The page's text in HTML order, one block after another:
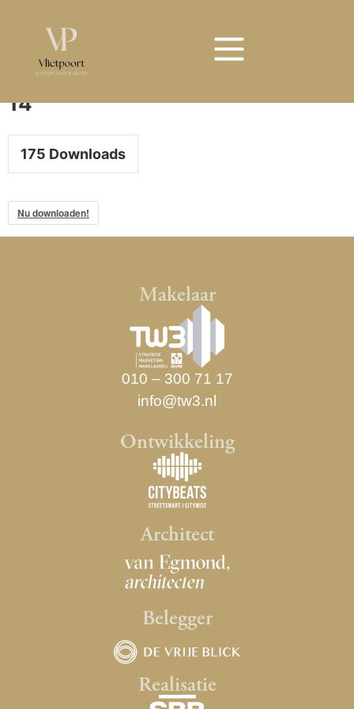
Bouwnummer 14
Bouwnummer
14
175 Downloads
Nu downloaden!
Makelaar
010 – 300 71 17
info@tw3.nl
Ontwikkeling
Architect
Belegger
Realisatie